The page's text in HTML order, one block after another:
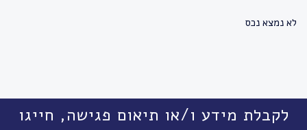
לא נמצא נכס
לקבלת מידע ו/או תיאום פגישה, חייגו